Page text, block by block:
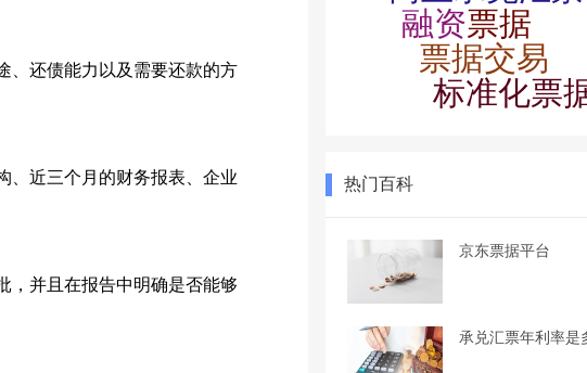
还债能力以及需要还款的方
近三个月的财务报表、企业
并且在报告中明确是否能够
热门百科
京东票据平台
承兑汇票年利率是